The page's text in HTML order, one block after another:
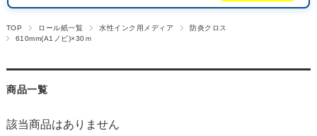
TOP ロール紙一覧 水性インク用メディア
防炎クロス
610mm(A1ノビ)×30ｍ
商品一覧
該当商品はありません